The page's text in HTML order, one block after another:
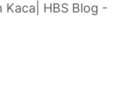
Kaca| HBS Blog -